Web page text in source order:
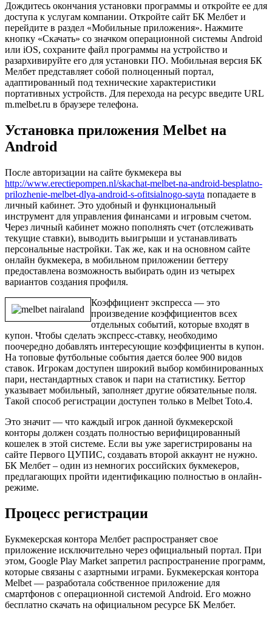
Дождитесь окончания установки программы и откройте ее для
доступа к услугам компании. Откройте сайт БК Мелбет и
перейдите в раздел «Мобильные приложения». Нажмите
кнопку «Скачать» со значком операционной системы Android
или iOS, сохраните файл программы на устройство и
разархивируйте его для установки ПО. Мобильная версия БК
Мелбет представляет собой полноценный портал,
адаптированный под технические характеристики
портативных устройств. Для перехода на ресурс введите URL
m.melbet.ru в браузере телефона.
Установка приложения Melbet на
Android
После авторизации на сайте букмекера вы
http://www.erectiepompen.nl/skachat-melbet-na-android-besplatno-
prilozhenie-melbet-dlya-android-s-ofitsialnogo-sayta попадаете в
личный кабинет. Это удобный и функциональный
инструмент для управления финансами и игровым счетом.
Через личный кабинет можно пополнять счет (отслеживать
текущие ставки), выводить выигрыши и устанавливать
персональные настройки. Так же, как и на основном сайте
онлайн букмекера, в мобильном приложении беттеру
предоставлена возможность выбирать один из четырех
вариантов создания профиля.
Коэффициент экспресса — это
произведение коэффициентов всех
отдельных событий, которые входят в
купон. Чтобы сделать экспресс-ставку, необходимо
поочередно добавлять интересующие коэффициенты в купон.
На топовые футбольные события дается более 900 видов
ставок. Игрокам доступен широкий выбор комбинированных
пари, нестандартных ставок и пари на статистику. Беттор
указывает мобильный, заполняет другие обязательные поля.
Такой способ регистрации доступен только в Melbet Toto.4.
Это значит — что каждый игрок данной букмекерской
конторы должен создать полностью верифицированный
кошелек в этой системе. Если вы уже зарегистрированы на
сайте Первого ЦУПИС, создавать второй аккаунт не нужно.
БК Мелбет – один из немногих российских букмекеров,
предлагающих пройти идентификацию полностью в онлайн-
режиме.
Процесс регистрации
Букмекерская контора Мелбет распространяет свое
приложение исключительно через официальный портал. При
этом, Google Play Market запретил распространение программ,
которые связаны с азартными играми. Букмекерская контора
Melbet — разработала собственное приложение для
смартфонов с операционной системой Android. Его можно
бесплатно скачать на официальном ресурсе БК Мелбет.